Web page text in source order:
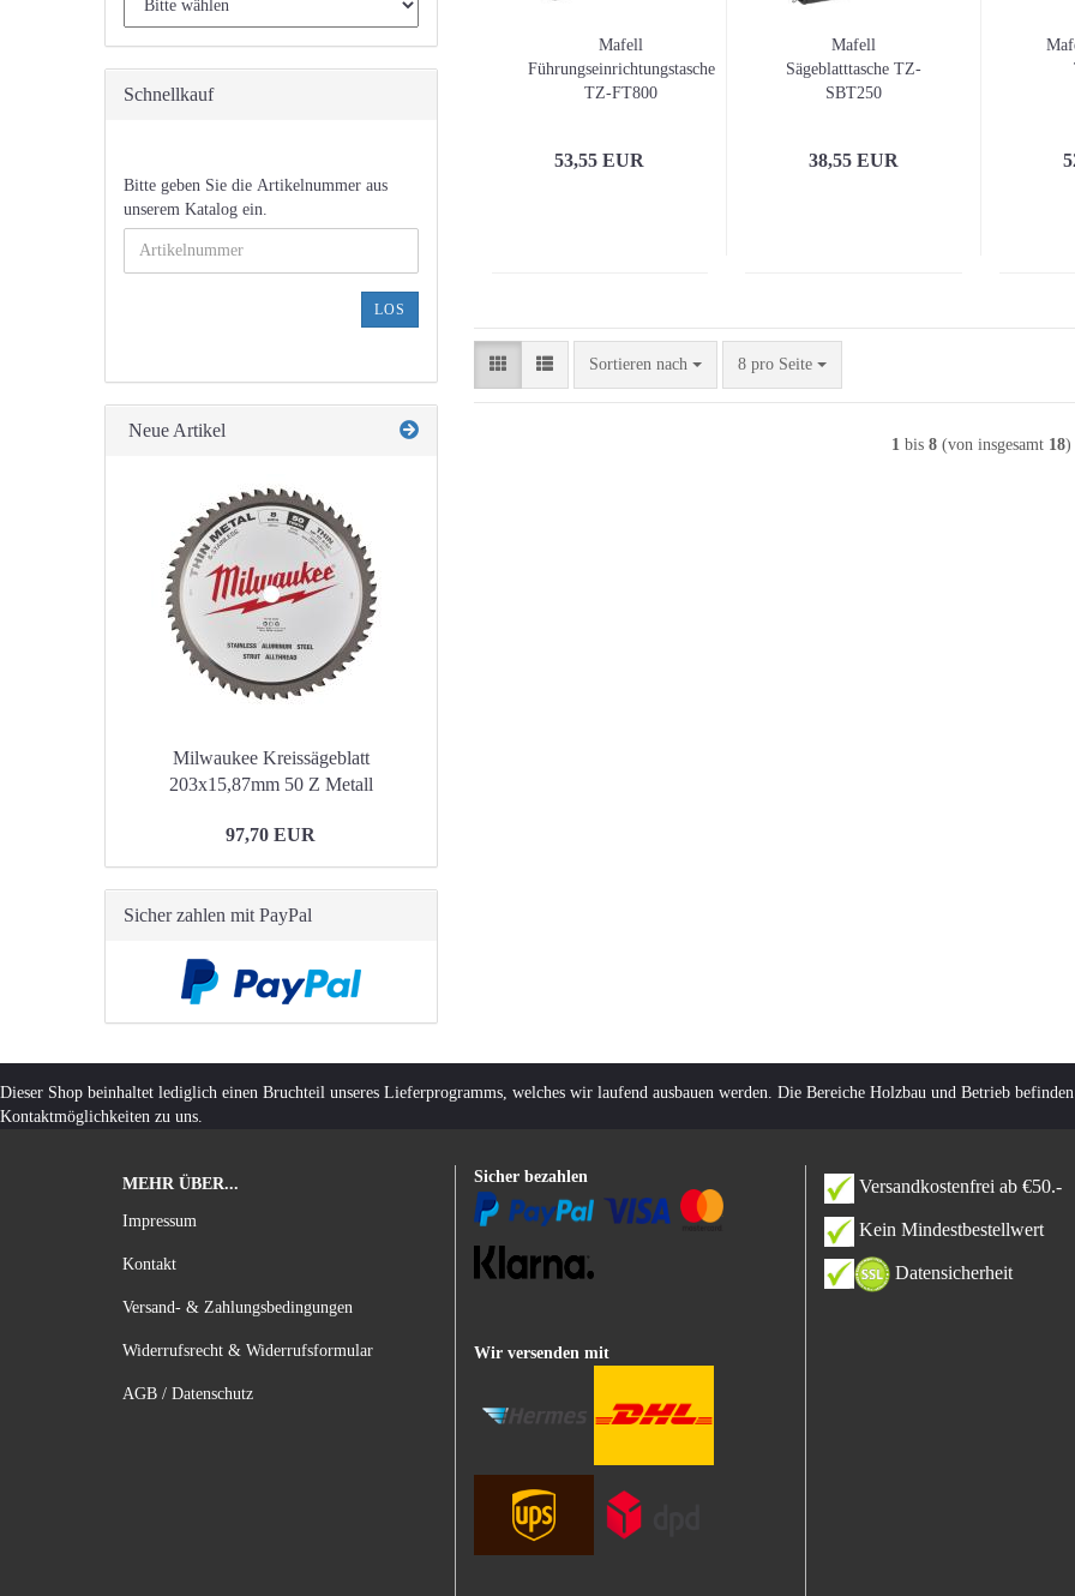
Mafell
Führungseinrichtungstasche
TZ-FT800
53,55 EUR
Mafell
Sägeblatttasche TZ-
SBT250
38,55 EUR
Sortieren nach
Sortieren nach 8 pro Seite
pro Seite
1 bis8 (von insgesamt 18)
Schnellkauf
BITTE
GEBEN
SIE
DIE
ARTIKELNUMMER
Bitte geben Sie die Artikelnummer aus
unserem Katalog ein.
LOS
Neue Artikel
Milwaukee Kreissägeblatt
203x15,87mm 50 Z Metall
97,70 EUR
Sicher zahlen mit PayPal
Dieser Shop beinhaltet lediglich einen Bruchteil unseres Lieferprogramms, welches wir laufend ausbauen werden. Die Bereiche Holzbau und Betrieb
Kontaktmöglichkeiten zu uns.
MEHR ÜBER...
Impressum
Kontakt
Versand- & Zahlungsbedingungen
Widerrufsrecht & Widerrufsformular
AGB / Datenschutz
Sicher bezahlen
Wir versenden mit
Versandkostenfrei ab €50.-
Kein Mindestbestellwert
Datensicherheit